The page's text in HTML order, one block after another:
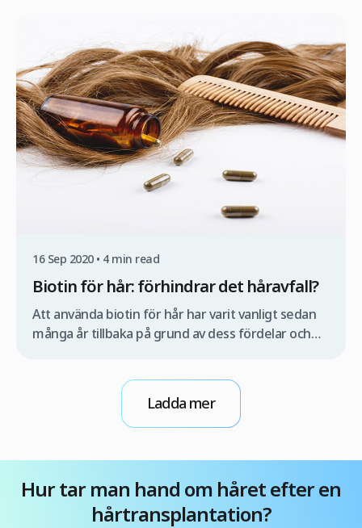
viktigaste: hur återupptar jag mitt arbete när mitt
nya hår har transplanterats? Hur länge kan jag
vänta innan jag återgår till jobbet? […]
16 Sep 2020 • 4 min read
Biotin för hår: förhindrar det håravfall?
Att använda biotin för hår har varit vanligt sedan
många år tillbaka på grund av dess fördelar och
behandla problem såsom dermatit eller svaga
naglar och hår. Om du letar efter information om
hårtransplantationskostnader i Turkiet för att
Ladda mer
Hur tar man hand om håret efter en
hårtransplantation?